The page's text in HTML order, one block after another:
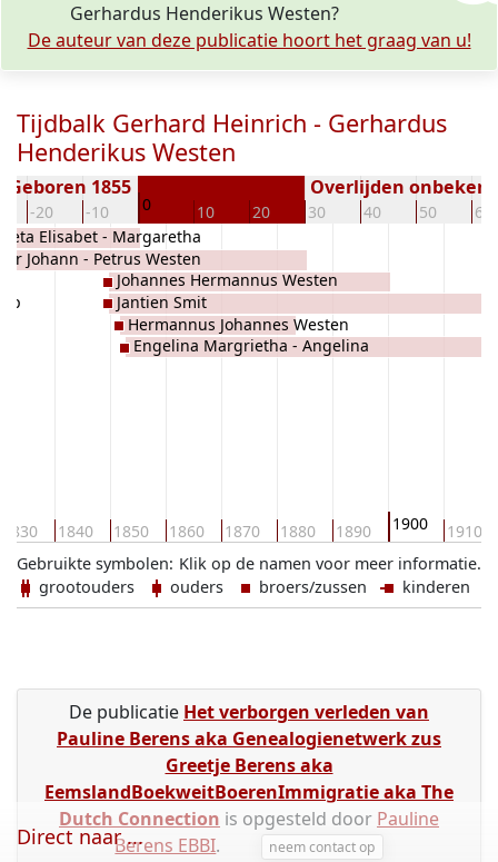
Gerhardus Henderikus Westen?
De auteur van deze publicatie hoort het graag van u!
Tijdbalk Gerhard Heinrich - Gerhardus
Henderikus Westen
-20 -10 0 10 20 30 40 50 60
Geboren 1855 Overlijden
1830 1840 1850 1860 1870 1880 1890 1900 1910
Elisabet - Margaretha
PerkJohann - Petrus Westen
Johannes Hermannus Westen
Jantien Smit
Hermannus Johannes Westen
Engelina Margrietha - Angelina
Klik op de namen voor meer informatie.
Gebruikte symbolen:
grootouders
ouders broers/zussen kinderen
De publicatie Het verborgen verleden van
Pauline Berens aka Genealogienetwerk zus
Greetje Berens aka
EemslandBoekweitBoerenImmigratie aka The
Dutch Connection is opgesteld door Pauline
Berens EBBI. neem contact op
Direct naar ...